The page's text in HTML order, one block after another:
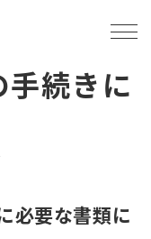
続きに
必要な書類に